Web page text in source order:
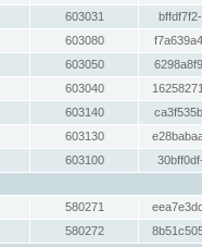
603031
603080
603050
603040
603140
603130
603100
580271
580272